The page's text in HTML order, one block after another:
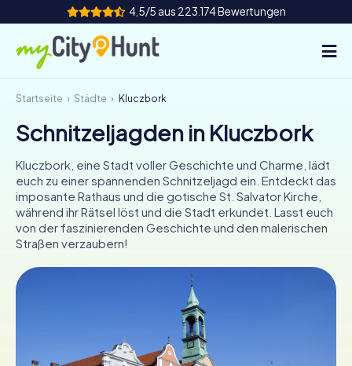
4,5/5 aus 223.174 Bewertungen
So funktioniert's
Städte
Touren
Teamevent
Tickets
UK
NL
Startseite Städte Kluczbork
Schnitzeljagden in Kluczbork
Kluczbork, eine Stadt voller Geschichte und Charme, lädt
euch zu einer spannenden Schnitzeljagd ein. Entdeckt das
imposante Rathaus und die gotische St. Salvator Kirche,
während ihr Rätsel löst und die Stadt erkundet. Lasst euch
von der faszinierenden Geschichte und den malerischen
Straßen verzaubern!